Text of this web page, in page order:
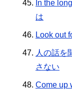
In the
は
Look out
人の話を
さない
Come up